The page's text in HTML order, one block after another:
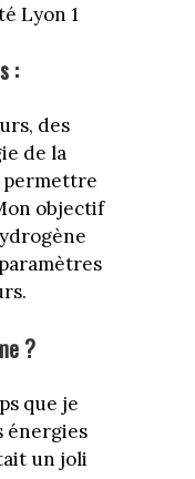
Lyon 1
:
des
de la
permettre
objectif
?
que je
énergies
un joli